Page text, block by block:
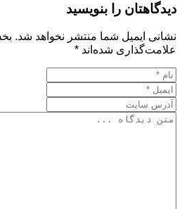
دیدگاهتان را بنویسید
نشانی ایمیل شما منتشر نخواهد شد.
علامت‌گذاری شده‌اند *